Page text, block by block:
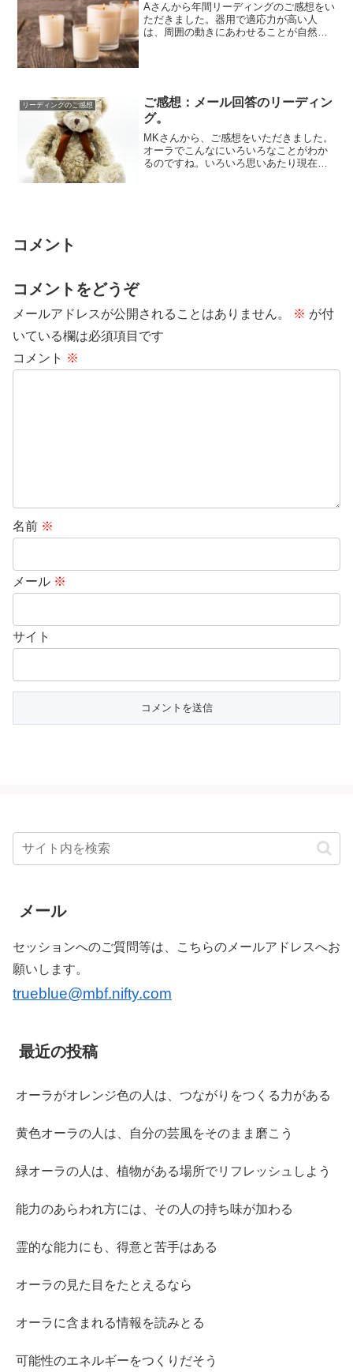
Aさんから年間リーディングのご感想をい
ただきました。器用で適応力が高い人
は、周囲の動きにあわせることが自然に
リーディングのご感想
ご感想：メール回答のリーディン
グ。
MKさんから、ご感想をいただきました。
オーラでこんなにいろいろなことがわか
るのですね。いろいろ思いあたり現在の
コメント
コメントをどうぞ
メールアドレスが公開されることはありません。 ※ が付
いている欄は必須項目です
コメント ※
名前 ※
メール ※
サイト
メール
セッションへのご質問等は、こちらのメールアドレスへお
願いします。
trueblue@mbf.nifty.com
最近の投稿
オーラがオレンジ色の人は、つながりをつくる力がある
黄色オーラの人は、自分の芸風をそのまま磨こう
緑オーラの人は、植物がある場所でリフレッシュしよう
能力のあらわれ方には、その人の持ち味が加わる
霊的な能力にも、得意と苦手はある
オーラの見た目をたとえるなら
オーラに含まれる情報を読みとる
可能性のエネルギーをつくりだそう